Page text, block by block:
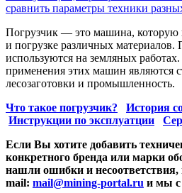
сравнить параметры техники
Погрузчик — это машина, которую
и погрузке различных материалов.
используются на земляных
применения этих машин являются
лесозаготовки и промышленность.
Что такое погрузчик?
История
Инструкции по эксплуатции
Если Вы хотите добавить
конкретного бренда или марки
нашли ошибки и
mail: mail@mining-portal.ru и мы с